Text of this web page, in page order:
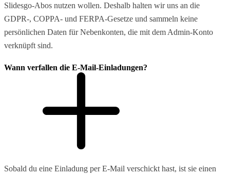
Slidesgo-Abos nutzen wollen. Deshalb halten wir uns an die
GDPR-, COPPA- und FERPA-Gesetze und sammeln keine
persönlichen Daten für Nebenkonten, die mit dem Admin-Konto
verknüpft sind.
Wann verfallen die E-Mail-Einladungen?
Sobald du eine Einladung per E-Mail verschickt hast, ist sie einen